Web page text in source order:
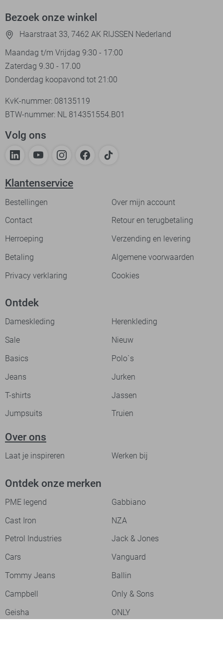
Bezoek onze winkel
Haarstraat 33, 7462 AK RIJSSEN Nederland
Maandag t/m Vrijdag 9:30 - 17:00
Zaterdag 9.30 - 17.00
Donderdag koopavond tot 21:00
KvK-nummer: 08135119
BTW-nummer: NL 814351554.B01
Volg ons
Klantenservice
Bestellingen
Over mijn account
Contact
Retour en terugbetaling
Herroeping
Verzending en levering
Betaling
Algemene voorwaarden
Privacy verklaring
Cookies
Ontdek
Dameskleding
Herenkleding
Sale
Nieuw
Basics
Polo`s
Jeans
Jurken
T-shirts
Jassen
Jumpsuits
Truien
Over ons
Laat je inspireren Werken bij
Ontdek onze merken
PME legend
Gabbiano
Cast Iron
NZA
Petrol Industries
Jack & Jones
Cars
Vanguard
Tommy Jeans
Ballin
Campbell
Only & Sons
Geisha
ONLY